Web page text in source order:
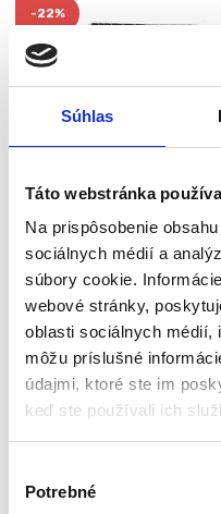
Súhlas
Táto webstránka
Na prispôsobenie
sociálnych médií a
súbory cookie.
webové stránky,
oblasti sociálnych médií,
môžu príslušné
údajmi, ktoré ste im
keď ste používali ich
Potrebné
Futbal
-22%
Futbalová bránka NS-492,
183x122x61cm, čierna |
Neo-Sport
48 hod
Šírka: 183 cm
Výška: 122 cm
Hĺbka: 61 cm
(31,71€bez DPH)